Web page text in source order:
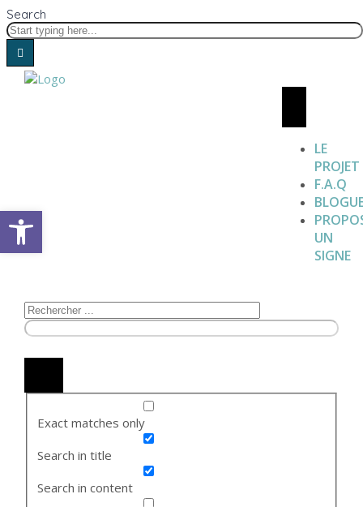
Search
LE
PROJET
F.A.Q
UN
SIGNE
Exact matches only
Search in title
Search in content
Open toolbar